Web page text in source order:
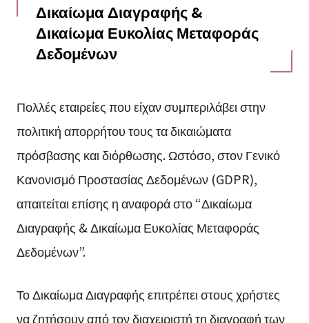
Δικαίωμα Διαγραφής &
Δικαίωμα Ευκολίας Μεταφοράς
Δεδομένων
Πολλές εταιρείες που είχαν συμπεριλάβει στην
πολιτική απορρήτου τους τα δικαιώματα
πρόσβασης και διόρθωσης. Ωστόσο, στον Γενικό
Κανονισμό Προστασίας Δεδομένων (GDPR),
απαιτείται επίσης η αναφορά στο “Δικαίωμα
Διαγραφής & Δικαίωμα Ευκολίας Μεταφοράς
Δεδομένων”.
Το Δικαίωμα Διαγραφής επιτρέπει στους χρήστες
να ζητήσουν από τον διαχειριστή τη διαγραφή των